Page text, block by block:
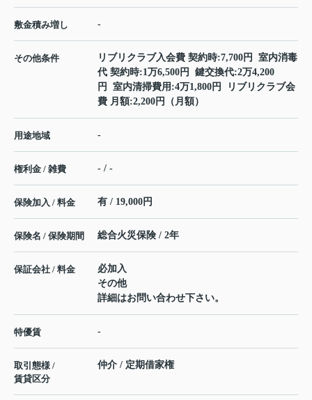
敷金積み増し -
その他条件
リブリクラブ入会費 契約時:7,700円 室内消毒
代 契約時:1万6,500円 鍵交換代:2万4,200
円 室内清掃費用:4万1,800円 リブリクラブ会
費 月額:2,200円（月額）
用途地域 -
権利金 / 雑費 - / -
保険加入 / 料金 有 / 19,000円
保険名 / 保険期間 総合火災保険 / 2年
保証会社 / 料金
必加入
その他
詳細はお問い合わせ下さい。
特優賃 -
取引態様 /
賃貸区分
仲介 / 定期借家権